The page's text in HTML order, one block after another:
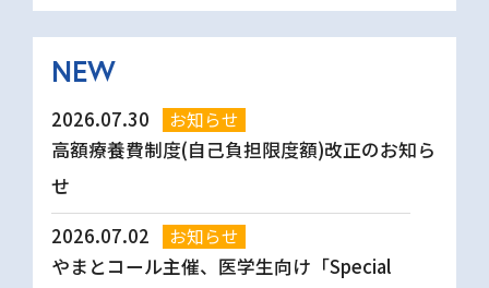
NEW
2026.07.30 お知らせ
高額療養費制度(自己負担限度額)改正のお知ら
せ
2026.07.02
お知らせ
やまとコール主催、医学生向け「Special